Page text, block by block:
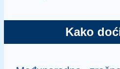
Kako